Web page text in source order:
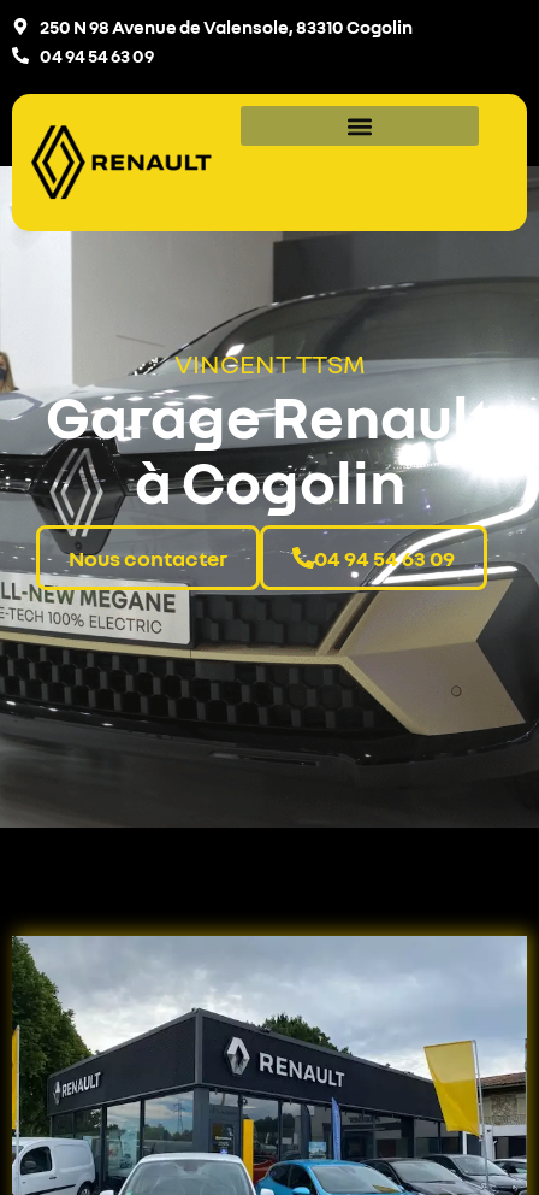
250 N 98 Avenue de Valensole, 83310 Cogolin
04 94 54 63 09
VINCENT TTSM
Garage Renault
à Cogolin
Nous contacter 04 94 54 63 09